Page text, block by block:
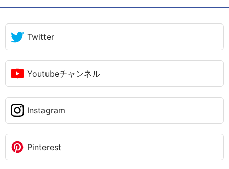
Twitter
Youtubeチャンネル
Instagram
Pinterest